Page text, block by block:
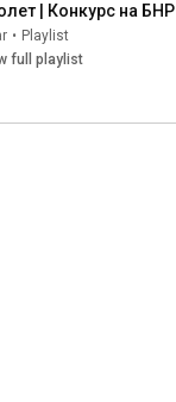
| Конкурс на БНР
• Playlist
full playlist